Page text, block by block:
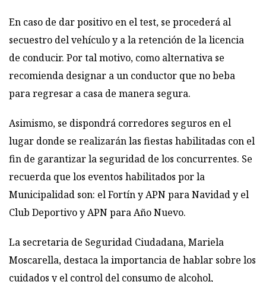
En caso de dar positivo en el test, se procederá al
secuestro del vehículo y a la retención de la licencia
de conducir. Por tal motivo, como alternativa se
recomienda designar a un conductor que no beba
para regresar a casa de manera segura.
Asimismo, se dispondrá corredores seguros en el
lugar donde se realizarán las fiestas habilitadas con el
fin de garantizar la seguridad de los concurrentes. Se
recuerda que los eventos habilitados por la
Municipalidad son: el Fortín y APN para Navidad y el
Club Deportivo y APN para Año Nuevo.
La secretaria de Seguridad Ciudadana, Mariela
Moscarella, destaca la importancia de hablar sobre los
cuidados y el control del consumo de alcohol,